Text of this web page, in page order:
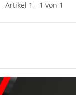
Artikel 1 - 1 von 1